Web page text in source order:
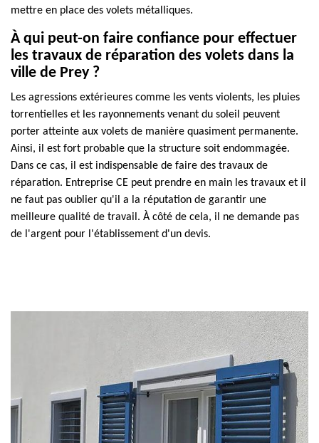
mettre en place des volets métalliques.
À qui peut-on faire confiance pour effectuer
les travaux de réparation des volets dans la
ville de Prey ?
Les agressions extérieures comme les vents violents, les pluies
torrentielles et les rayonnements venant du soleil peuvent
porter atteinte aux volets de manière quasiment permanente.
Ainsi, il est fort probable que la structure soit endommagée.
Dans ce cas, il est indispensable de faire des travaux de
réparation. Entreprise CE peut prendre en main les travaux et il
ne faut pas oublier qu'il a la réputation de garantir une
meilleure qualité de travail. À côté de cela, il ne demande pas
de l'argent pour l'établissement d'un devis.